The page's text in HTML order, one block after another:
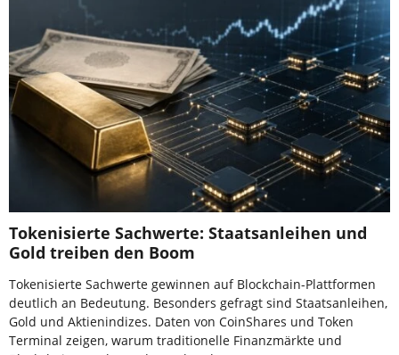
Tokenisierte Sachwerte: Staatsanleihen und
Gold treiben den Boom
Tokenisierte Sachwerte gewinnen auf Blockchain-Plattformen
deutlich an Bedeutung. Besonders gefragt sind Staatsanleihen,
Gold und Aktienindizes. Daten von CoinShares und Token
Terminal zeigen, warum traditionelle Finanzmärkte und